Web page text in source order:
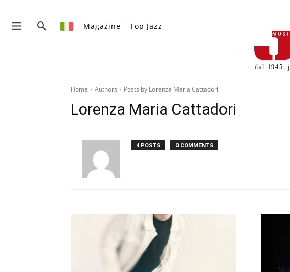
Recensioni
Rubriche
Area riservata
Magazine Top Jazz
dal 1945,
Home Authors Posts by Lorenza Maria Cattadori
Lorenza Maria Cattadori
4 POSTS 0 COMMENTS